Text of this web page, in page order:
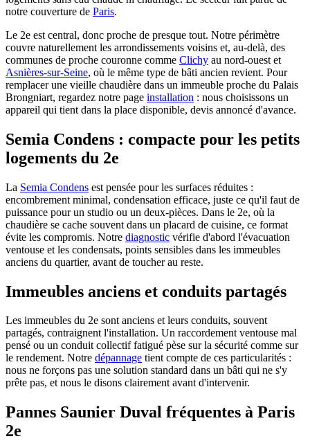
notre couverture de Paris.
Le 2e est central, donc proche de presque tout. Notre périmètre
couvre naturellement les arrondissements voisins et, au-delà, des
communes de proche couronne comme Clichy au nord-ouest et
Asnières-sur-Seine, où le même type de bâti ancien revient. Pour
remplacer une vieille chaudière dans un immeuble proche du Palais
Brongniart, regardez notre page installation : nous choisissons un
appareil qui tient dans la place disponible, devis annoncé d'avance.
Semia Condens : compacte pour les petits
logements du 2e
La Semia Condens est pensée pour les surfaces réduites :
encombrement minimal, condensation efficace, juste ce qu'il faut de
puissance pour un studio ou un deux-pièces. Dans le 2e, où la
chaudière se cache souvent dans un placard de cuisine, ce format
évite les compromis. Notre diagnostic vérifie d'abord l'évacuation
ventouse et les condensats, points sensibles dans les immeubles
anciens du quartier, avant de toucher au reste.
Immeubles anciens et conduits partagés
Les immeubles du 2e sont anciens et leurs conduits, souvent
partagés, contraignent l'installation. Un raccordement ventouse mal
pensé ou un conduit collectif fatigué pèse sur la sécurité comme sur
le rendement. Notre dépannage tient compte de ces particularités :
nous ne forçons pas une solution standard dans un bâti qui ne s'y
prête pas, et nous le disons clairement avant d'intervenir.
Pannes Saunier Duval fréquentes à Paris
2e